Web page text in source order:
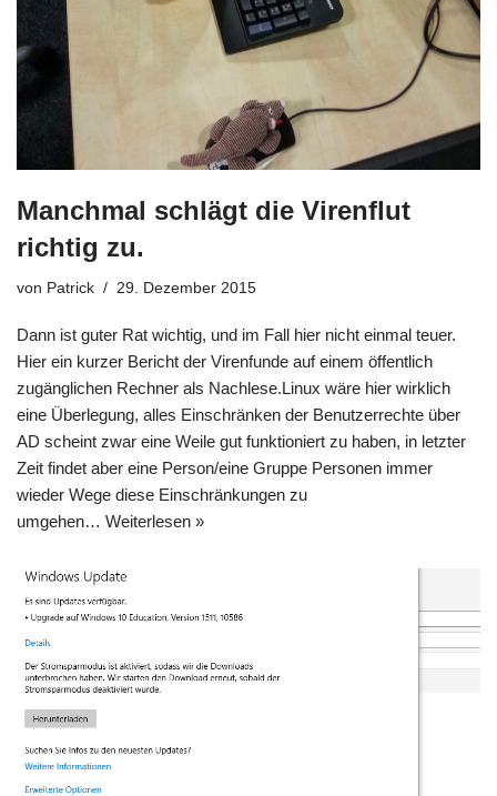
Manchmal schlägt die Virenflut
richtig zu.
von Patrick 29. Dezember 2015
Dann ist guter Rat wichtig, und im Fall hier nicht einmal teuer.
Hier ein kurzer Bericht der Virenfunde auf einem öffentlich
zugänglichen Rechner als Nachlese.Linux wäre hier wirklich
eine Überlegung, alles Einschränken der Benutzerrechte über
AD scheint zwar eine Weile gut funktioniert zu haben, in letzter
Zeit findet aber eine Person/eine Gruppe Personen immer
wieder Wege diese Einschränkungen zu
umgehen… Weiterlesen »